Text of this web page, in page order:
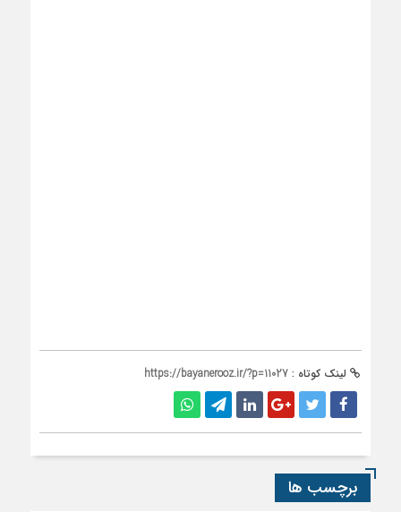
لینک کوتاه : https://bayanerooz.ir/?p=11027
برچسب ها